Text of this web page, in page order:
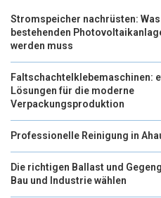
Stromspeicher nachrüsten: Was
bestehenden
werden muss
Faltschachtelklebemaschinen:
Lösungen für die moderne
Verpackungsproduktion
Professionelle Reinigung in
Die richtigen Ballast und
Bau und Industrie wählen